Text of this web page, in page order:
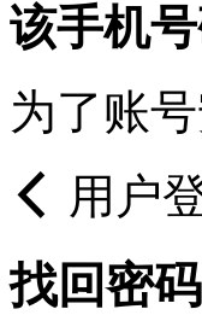
该手机
为了账
用户
找回密码